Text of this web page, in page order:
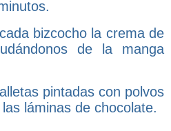
bizcocho la crema de
de la manga
pintadas con polvos
láminas de chocolate.